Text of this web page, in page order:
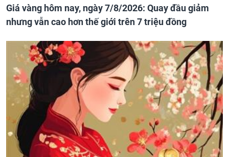
Giá vàng hôm nay, ngày 7/8/2026: Quay đầu giảm
nhưng vẫn cao hơn thế giới trên 7 triệu đồng